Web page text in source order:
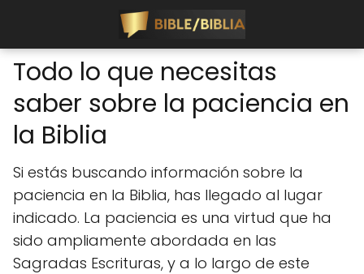
Todo lo que necesitas
saber sobre la paciencia en
la Biblia
Si estás buscando información sobre la
paciencia en la Biblia, has llegado al lugar
indicado. La paciencia es una virtud que ha
sido ampliamente abordada en las
Sagradas Escrituras, y a lo largo de este